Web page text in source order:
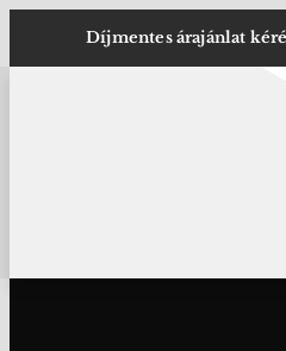
Díjmentes árajánlat